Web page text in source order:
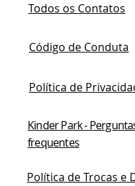
Todos os Contatos
Código de Conduta
Política de
Kinder Park -
frequentes
Política de Trocas e